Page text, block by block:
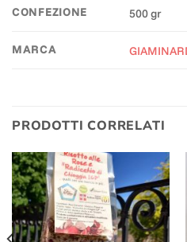
CONFEZIONE 500 gr
MARCA
PRODOTTI CORRELATI